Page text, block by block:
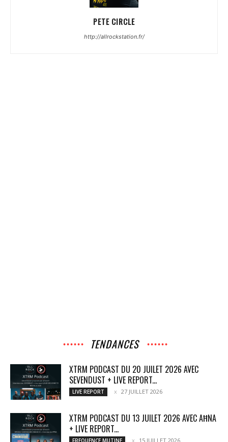
PETE CIRCLE
http://allrockstation.fr/
TENDANCES
XTRM PODCAST DU 20 JUILET 2026 AVEC
SEVENDUST + LIVE REPORT...
LIVE REPORT 27 JUILLET 2026
XTRM PODCAST DU 13 JUILET 2026 AVEC AĦNA
+ LIVE REPORT...
FREQUENCE MUTINE 15 JUILLET 2026